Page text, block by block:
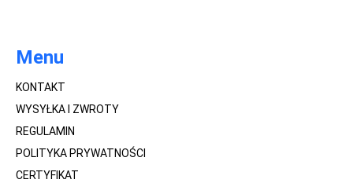
Menu
KONTAKT
WYSYŁKA I ZWROTY
REGULAMIN
POLITYKA PRYWATNOŚCI
CERTYFIKAT